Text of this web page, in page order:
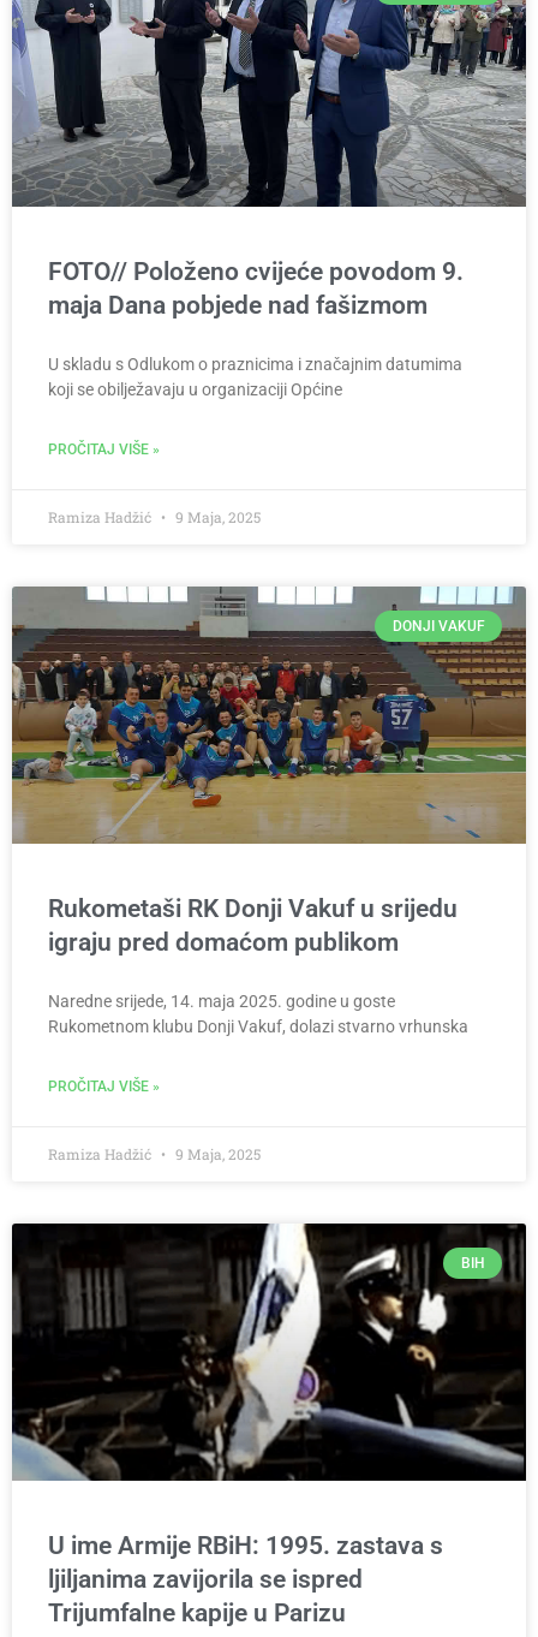
FOTO// Položeno cvijeće povodom 9.
maja Dana pobjede nad fašizmom
U skladu s Odlukom o praznicima i značajnim datumima
koji se obilježavaju u organizaciji Općine
PROČITAJ VIŠE »
Ramiza Hadžić 9 Maja, 2025
DONJI VAKUF
Rukometaši RK Donji Vakuf u srijedu
igraju pred domaćom publikom
Naredne srijede, 14. maja 2025. godine u goste
Rukometnom klubu Donji Vakuf, dolazi stvarno vrhunska
PROČITAJ VIŠE »
Ramiza Hadžić 9 Maja, 2025
BIH
U ime Armije RBiH: 1995. zastava s
ljiljanima zavijorila se ispred
Trijumfalne kapije u Parizu